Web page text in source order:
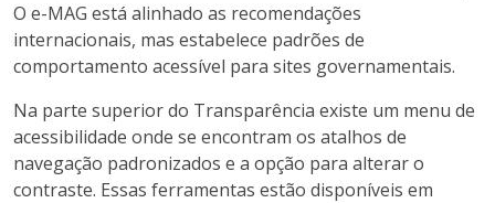
O e-MAG está alinhado as recomendações
internacionais, mas estabelece padrões de
comportamento acessível para sites governamentais.
Na parte superior do Transparência existe um menu de
acessibilidade onde se encontram os atalhos de
navegação padronizados e a opção para alterar o
contraste. Essas ferramentas estão disponíveis em